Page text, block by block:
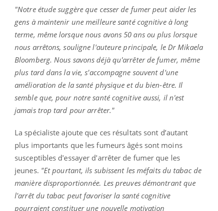
"Notre étude suggère que cesser de fumer peut aider les
gens à maintenir une meilleure santé cognitive à long
terme, même lorsque nous avons 50 ans ou plus lorsque
nous arrêtons, souligne l'auteure principale, le Dr Mikaela
Bloomberg. Nous savons déjà qu'arrêter de fumer, même
plus tard dans la vie, s'accompagne souvent d'une
amélioration de la santé physique et du bien-être. Il
semble que, pour notre santé cognitive aussi, il n'est
jamais trop tard pour arrêter."
La spécialiste ajoute que ces résultats sont d’autant
plus importants que les fumeurs âgés sont moins
susceptibles d'essayer d'arrêter de fumer que les
jeunes. "Et pourtant, ils subissent les méfaits du tabac de
manière disproportionnée. Les preuves démontrant que
l'arrêt du tabac peut favoriser la santé cognitive
pourraient constituer une nouvelle motivation